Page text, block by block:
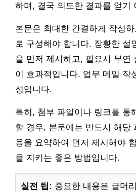
하며, 결국 의도한 결과를 얻기
본문은 최대한 간결하게 작성
로 구성해야 합니다. 장황한 설
을 먼저 제시하고, 필요시 부연
이 효과적입니다. 업무 메일 작
성입니다.
특히, 첨부 파일이나 링크를 통
할 경우, 본문에는 반드시 해당
용을 요약하여 먼저 제시해야
을 지키는 좋은 방법입니다.
실전 팁: 중요한 내용은 글머